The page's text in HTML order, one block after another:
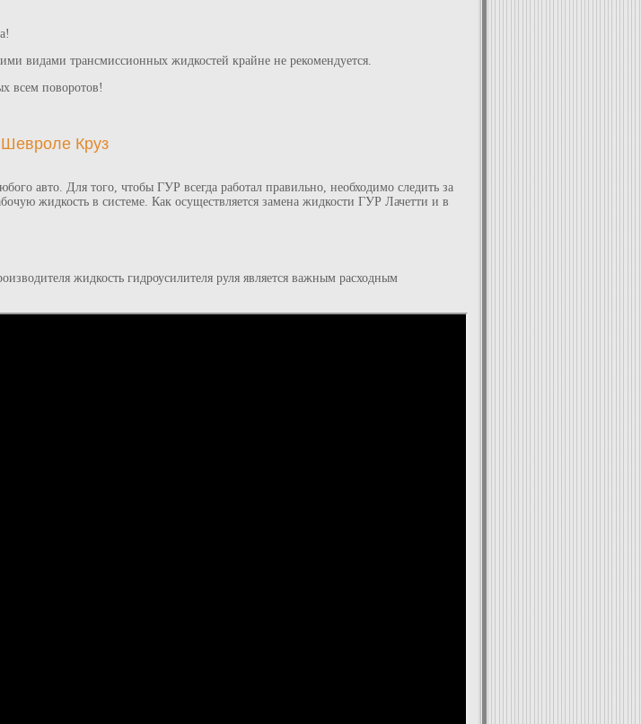
видами трансмиссионных жидкостей крайне не рекомендуется.
всем поворотов!
Шевроле Круз
авто. Для того, чтобы ГУР всегда работал правильно, необходимо следить за
жидкость в системе. Как осуществляется замена жидкости ГУР Лачетти и в
жидкость гидроусилителя руля является важным расходным